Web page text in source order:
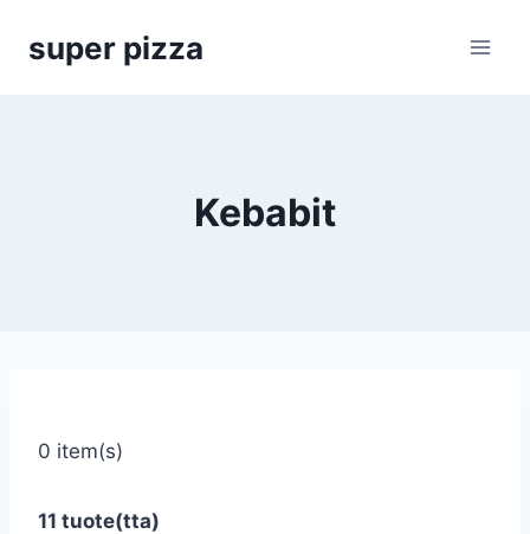
sisältöön
super pizza
Kebabit
0 item(s)
11 tuote(tta)